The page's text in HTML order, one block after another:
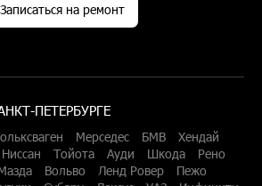
Записаться на ремонт
ПЕТЕРБУРГЕ
Мерседес БМВ
Хендай
Ниссан Тойота Ауди Шкода
Рено
Вольво Ленд Ровер
Пежо